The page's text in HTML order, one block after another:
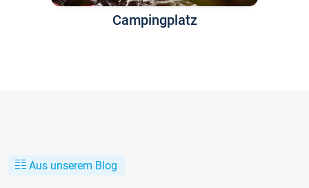
Campingplatz
Aus unserem Blog